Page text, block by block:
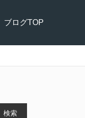
ブログTOP
検索